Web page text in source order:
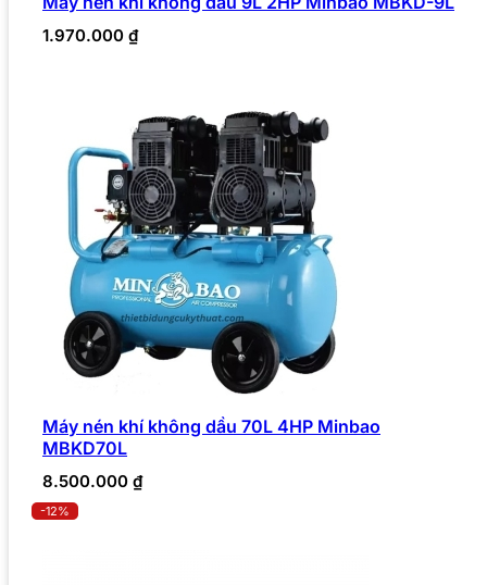
1.970.000 ₫
Máy nén khí không dầu 70L 4HP Minbao
MBKD70L
8.500.000 ₫
-12%